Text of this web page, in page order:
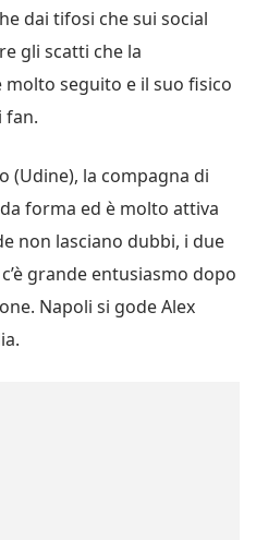
dai tifosi che sui social
gli scatti che la
seguito e il suo fisico
fan.
(Udine), la compagna di
forma ed è molto attiva
non lasciano dubbi, i due
grande entusiasmo dopo
Napoli si gode Alex